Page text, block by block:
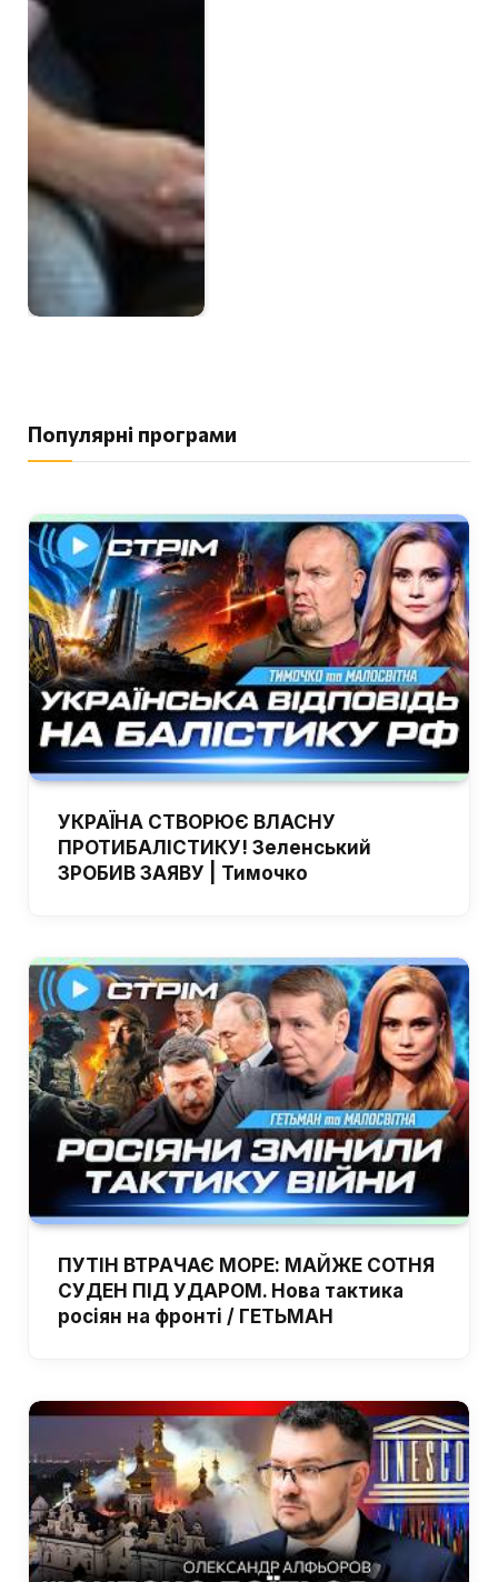
Популярні програми
УКРАЇНА СТВОРЮЄ ВЛАСНУ
ПРОТИБАЛІСТИКУ! Зеленський
ЗРОБИВ ЗАЯВУ | Тимочко
ПУТІН ВТРАЧАЄ МОРЕ: МАЙЖЕ СОТНЯ
СУДЕН ПІД УДАРОМ. Нова тактика
росіян на фронті / ГЕТЬМАН